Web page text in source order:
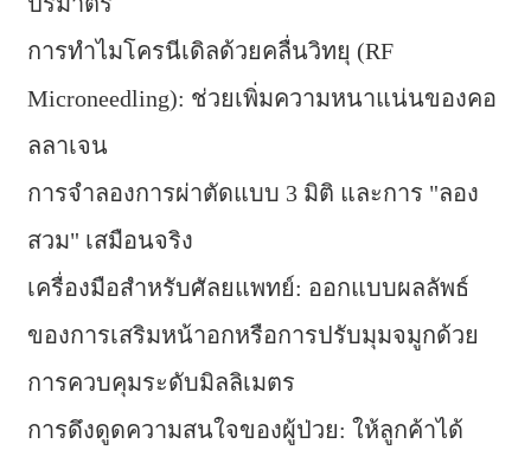
การทำไมโครนีเดิลด้วยคลื่นวิทยุ (RF
Microneedling): ช่วยเพิ่มความหนาแน่นของคอ
ลลาเจน
การจำลองการผ่าตัดแบบ 3 มิติ และการ "ลอง
สวม" เสมือนจริง
เครื่องมือสำหรับศัลยแพทย์: ออกแบบผลลัพธ์
ของการเสริมหน้าอกหรือการปรับมุมจมูกด้วย
การควบคุมระดับมิลลิเมตร
การดึงดูดความสนใจของผู้ป่วย: ให้ลูกค้าได้